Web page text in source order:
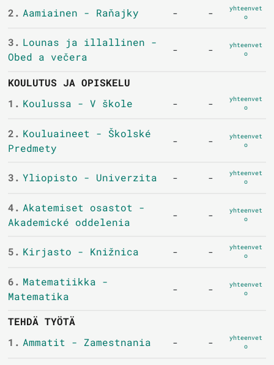
2. Aamiainen - Raňajky - -
yhteenvet
o
3. Lounas ja illallinen -
Obed a večera
- -
yhteenvet
o
KOULUTUS JA OPISKELU
1. Koulussa - V škole - -
yhteenvet
o
2. Kouluaineet - Školské
Predmety
- -
yhteenvet
o
3. Yliopisto - Univerzita - -
yhteenvet
o
4. Akatemiset osastot -
Akademické oddelenia
- -
yhteenvet
o
5. Kirjasto - Knižnica - -
yhteenvet
o
6. Matematiikka -
Matematika
- -
yhteenvet
o
TEHDÄ TYÖTÄ
1. Ammatit - Zamestnania - -
yhteenvet
o